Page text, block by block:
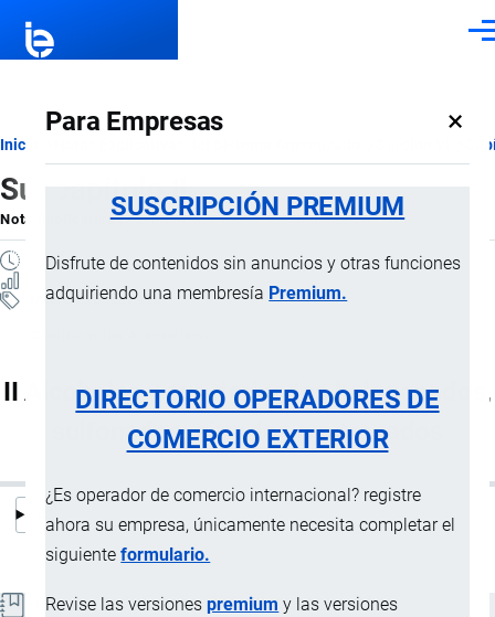
Para Empresas ×
SUSCRIPCIÓN PREMIUM
Disfrute de contenidos sin anuncios y otras funciones
adquiriendo una membresía Premium.
DIRECTORIO OPERADORES DE
COMERCIO EXTERIOR
¿Es operador de comercio internacional? registre
ahora su empresa, únicamente necesita completar el
siguienteformulario.
Revise las versionespremium y las versiones
Ruta
de
navegación
Inicio
Subcapítulo II
Nota ExplicativaporImportaciones …, 16 Julio, 2024
1 MINUTO
Notas Explicativas
II Alcoholes y sus derivados halogenados,
sulfonados, nitrados o nitrosados
Notas Explicativas del Sistema Armonizado